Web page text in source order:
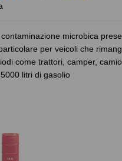
microbica
per veicoli che
come trattori, camper,
litri di gasolio